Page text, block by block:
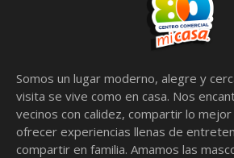
Somos un lugar moderno, alegre y
visita se vive como en casa. Nos
vecinos con calidez, compartir lo
ofrecer experiencias llenas de
compartir en familia. Amamos las